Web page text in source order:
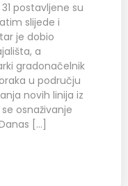
postavljene su
slijede i
je dobio
a
gradonačelnik
u području
novih linija iz
osnaživanje
[…]